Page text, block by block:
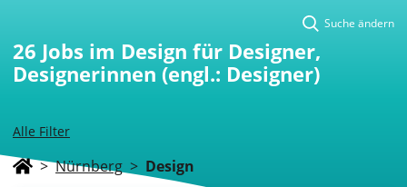
Alle Filter
Suche ändern
26 Jobs im Design für Designer,
Designerinnen (engl.: Designer)
> Nürnberg > Design